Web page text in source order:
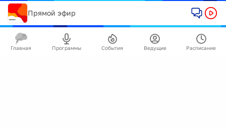
Прямой эфир
Главная Программы События Ведущие Расписание